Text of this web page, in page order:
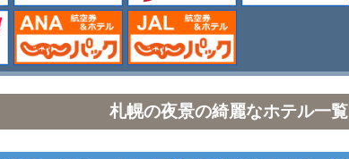
札幌の夜景の綺麗なホテル一覧